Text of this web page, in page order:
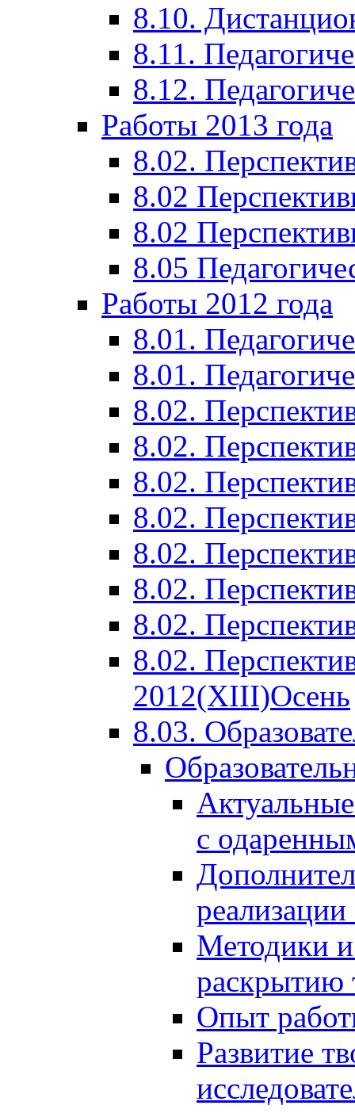
8.10.
8.11.
8.12.
Работы 2013 года
8.02.
8.02
8.02
8.05
Работы 2012 года
8.01.
8.01.
8.02.
8.02.
8.02.
8.02.
8.02.
8.02.
8.02.
8.02.
2012(XIII)Осень
8.03.
с
Методики
раскрытию
Опыт
Развитие